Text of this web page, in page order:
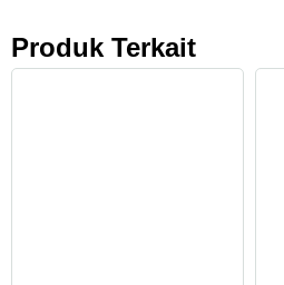
Produk Terkait